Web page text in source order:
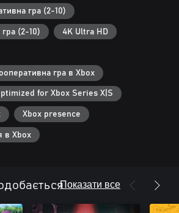
гра (2-10)
(2-10) 4K Ultra HD
гра в Xbox
for Xbox Series X|S
Xbox presence
в Xbox
Показати все